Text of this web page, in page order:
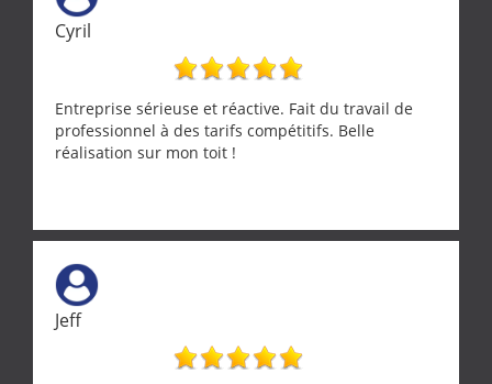
Cyril
Entreprise sérieuse et réactive. Fait du travail de
professionnel à des tarifs compétitifs. Belle
réalisation sur mon toit !
Jeff